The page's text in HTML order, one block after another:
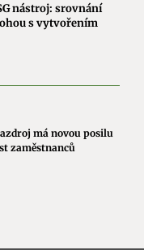
nástroj: srovnání
s vytvořením
má novou posilu
zaměstnanců